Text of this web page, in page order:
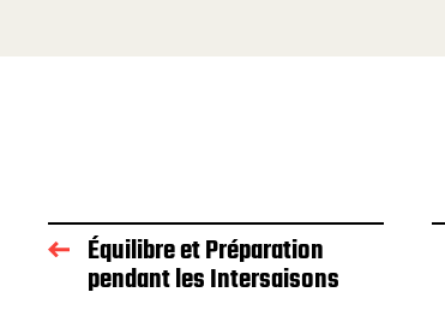
Équilibre et Préparation
pendant les Intersaisons